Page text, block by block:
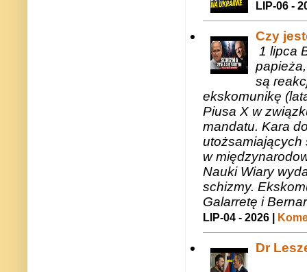
LIP-06 -
Czy
1 lipca
są
ekskomunikę
Piusa X w
mandatu. Kara
utożsamiających
w
Nauki Wiary
schizmy.
Galarretę i
LIP-04 - 2026 |
Dr